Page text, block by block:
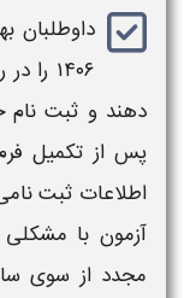
داوطلبان
۱۴۰۶ را
دهند و ثبت‌ نام
پس از تکمیل
اطلاعات ثبت‌
آزمون با
مجدد از سوی